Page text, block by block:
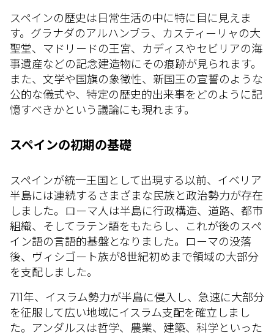
スペインの歴史は日常生活の中に特に目に見えま
す。グラナダのアルハンブラ、カスティーリャの大
聖堂、マドリードの王宮、カディスやセビリアの海
事遺産などの記念建造物にその痕跡が見られます。
また、文学や国旗の象徴性、新国王の宣誓のような
公的な儀式や、特定の歴史的出来事をどのように記
憶すべきかという議論にも現れます。
スペインの初期の基礎
スペインが統一王国として出現する以前、イベリア
半島には連続するさまざまな民族と政治勢力が存在
しました。ローマ人は半島に行政構造、道路、都市
組織、そしてラテン語をもたらし、これが後のスペ
イン語の言語的基盤となりました。ローマの没落
後、ヴィシゴート族が8世紀初めまで領域の大部分
を支配しました。
711年、イスラム勢力が半島に侵入し、急速に大部分
を征服して広い地域にイスラム支配を確立しまし
た。アンダルスは哲学、農業、建築、科学といった